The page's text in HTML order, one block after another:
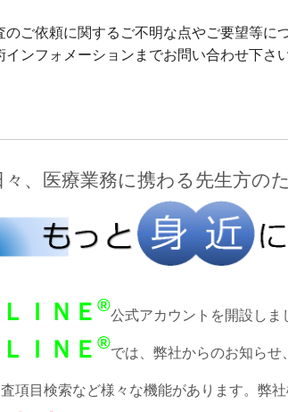
ご依頼に関するご不明な点やご要望等に
ンフォメーションまでお問い合わせ下
々、医療業務に携わる先生方の
ＬＩＮＥ ®
公式アカウントを開設しま
ＬＩＮＥ ®
では、弊社からのお知ら
査項目検索など様々な機能があります。弊